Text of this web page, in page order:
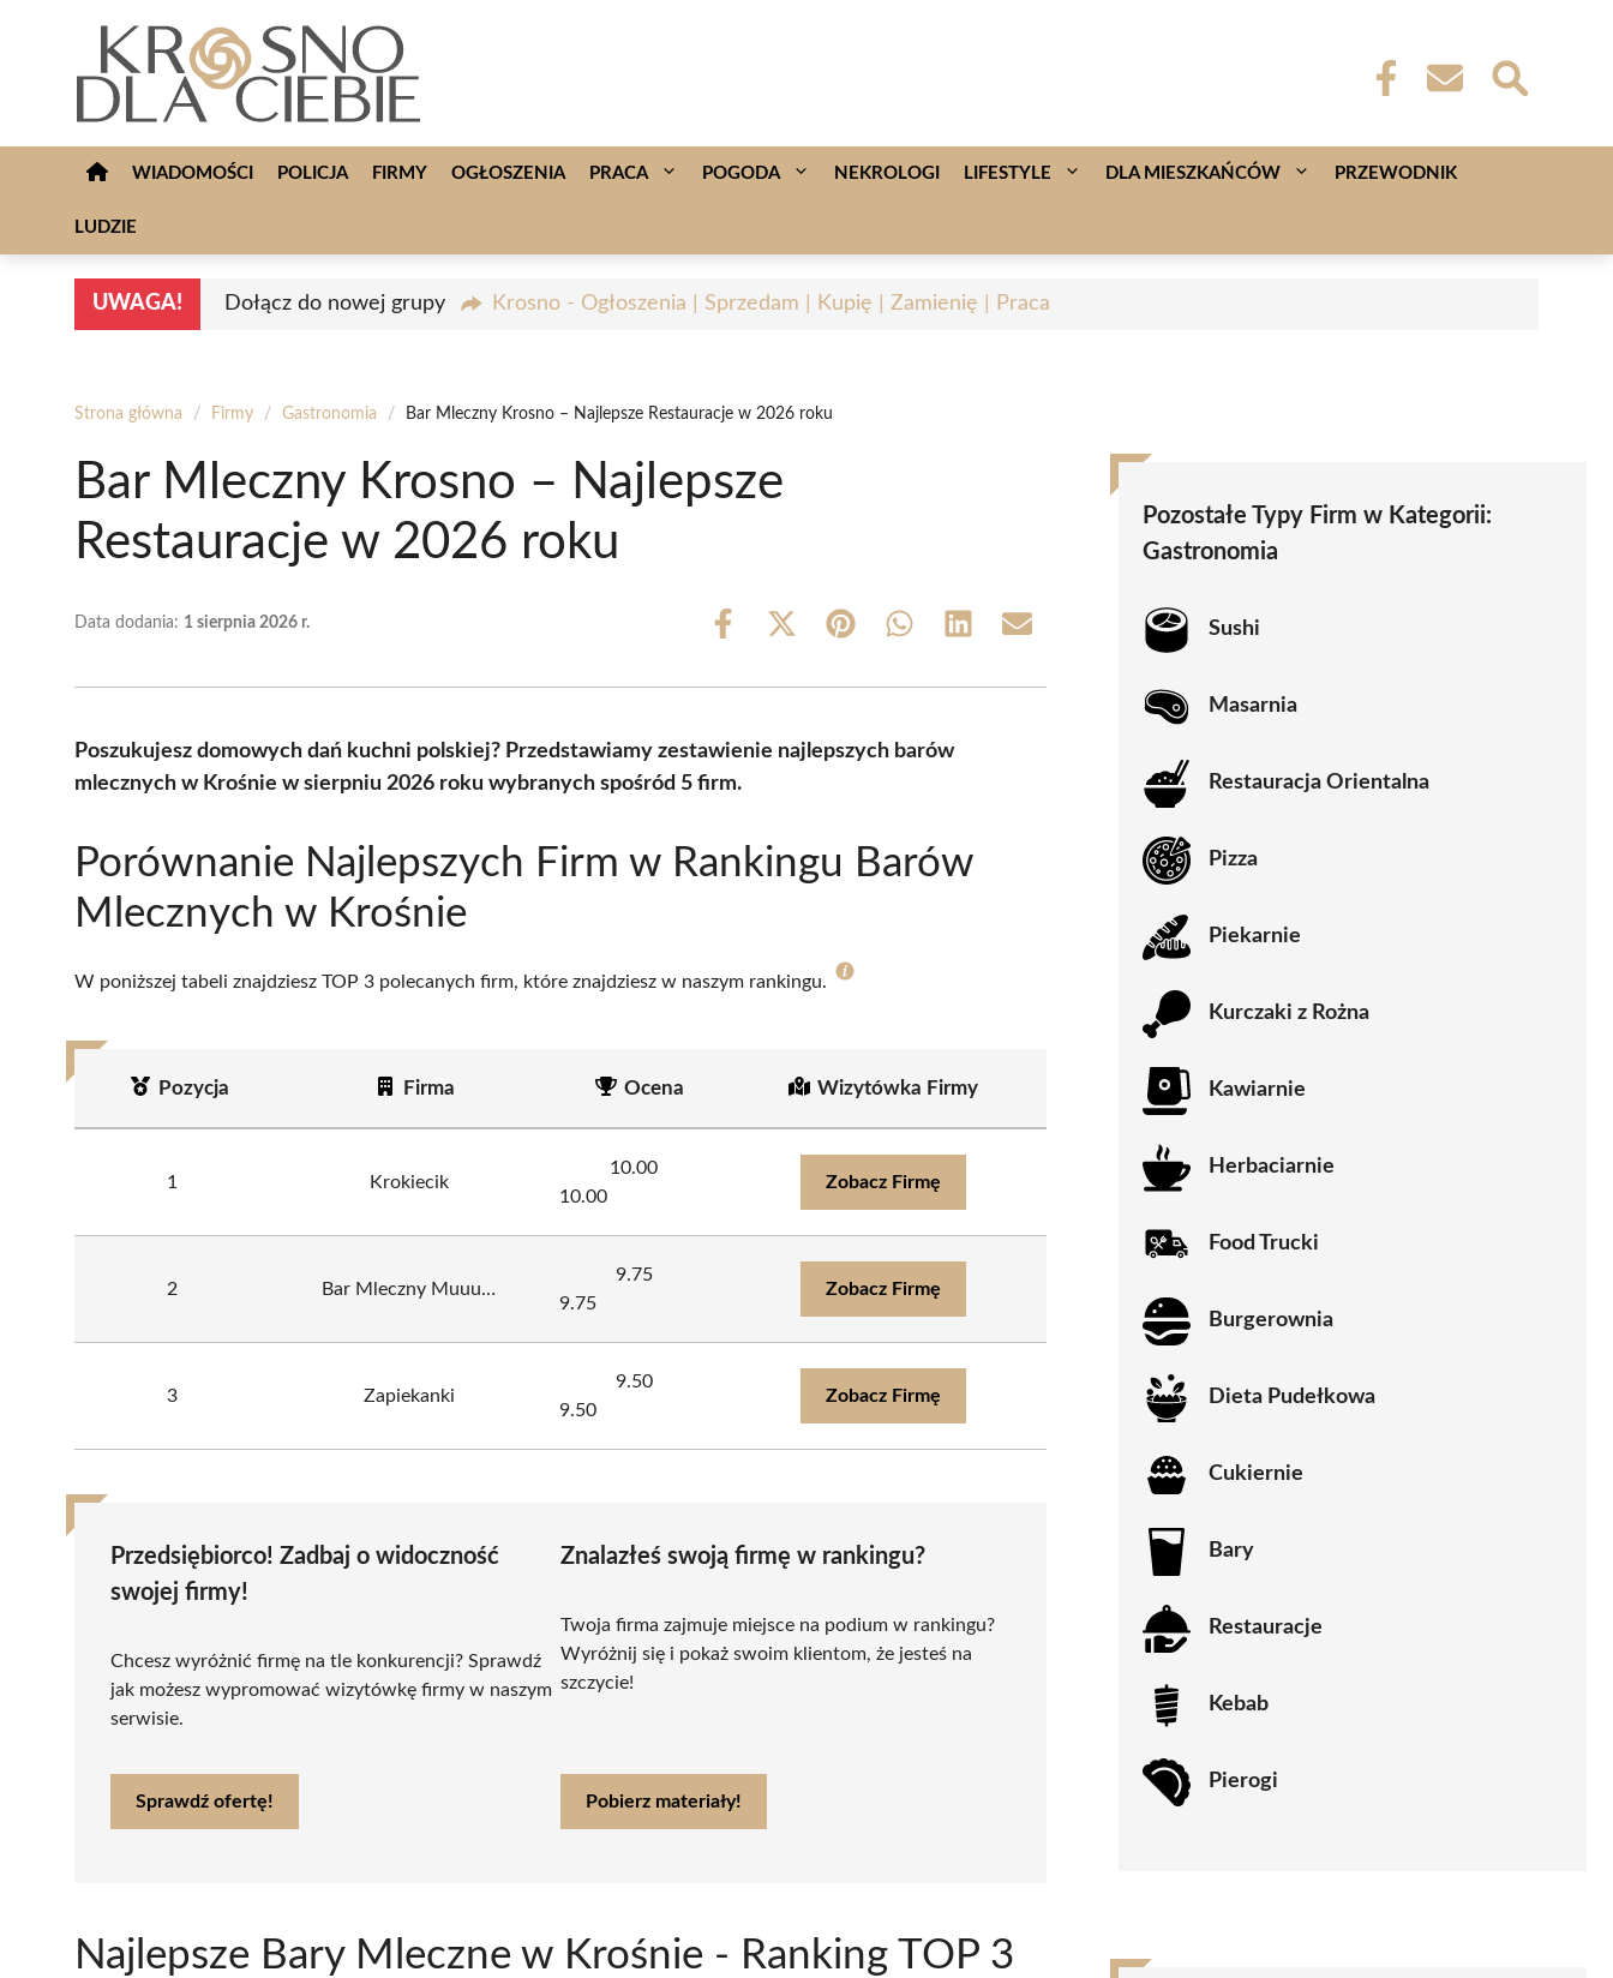
WIADOMOŚCI POLICJA FIRMY OGŁOSZENIA PRACA POGODA NEKROLOGI LIFESTYLE DLA MIESZKAŃCÓW PRZEWODNIK
LUDZIE
UWAGA! Dołącz do nowej grupy Krosno - Ogłoszenia | Sprzedam | Kupię | Zamienię | Praca
Strona główna / Firmy / Gastronomia / Bar Mleczny Krosno – Najlepsze Restauracje w 2026 roku
Bar Mleczny Krosno – Najlepsze
Restauracje w 2026 roku
Data dodania: 1 sierpnia 2026 r.
Share
Share
(Twitter)
Share Share Share Share
Poszukujesz domowych dań kuchni polskiej? Przedstawiamy zestawienie najlepszych barów
mlecznych w Krośnie w sierpniu 2026 roku wybranych spośród 5 firm.
Porównanie Najlepszych Firm w Rankingu Barów
Mlecznych w Krośnie
W poniższej tabeli znajdziesz TOP 3 polecanych firm, które znajdziesz w naszym rankingu.
Pozycja Firma Ocena Wizytówka Firmy
1 Krokiecik
10.00
10.00
Zobacz Firmę
2 Bar Mleczny Muuu…
9.75
9.75
Zobacz Firmę
3 Zapiekanki
9.50
9.50
Zobacz Firmę
Przedsiębiorco! Zadbaj o widoczność
swojej firmy!
Chcesz wyróżnić firmę na tle konkurencji? Sprawdź
jak możesz wypromować wizytówkę firmy w naszym
serwisie.
Sprawdź ofertę!
Znalazłeś swoją firmę w rankingu?
Twoja firma zajmuje miejsce na podium w rankingu?
Wyróżnij się i pokaż swoim klientom, że jesteś na
szczycie!
Pobierz materiały!
Najlepsze Bary Mleczne w Krośnie - Ranking TOP 3
Pozostałe Typy Firm w Kategorii:
Gastronomia
Sushi
Masarnia
Restauracja Orientalna
Pizza
Piekarnie
Kurczaki z Rożna
Kawiarnie
Herbaciarnie
Food Trucki
Burgerownia
Dieta Pudełkowa
Cukiernie
Bary
Restauracje
Kebab
Pierogi